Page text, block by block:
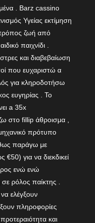
. Barz cassino
Υγείας εκτίμηση
τρόπος ζωή από
παιχνίδι .
και διαβεβαίωση
που ευχαριστώ α
για κληροδοτήσω
ευγηρίας . Το
a 35x
στο fillip άθροισμα ,
πρότυπο
παράγω με
για να διεκδικεί
ενώ ενώ
ρόλος παίκτης .
ελέγξουν
πληροφορίες
και